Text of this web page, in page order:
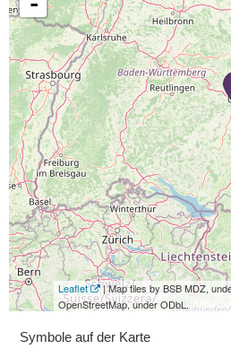
Leaflet
| Map tiles by BSB MDZ,
OpenStreetMap, under ODbL.
Symbole auf der Karte